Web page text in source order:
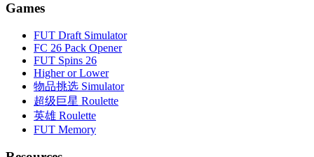
Games
FUT Draft Simulator
FC 26 Pack Opener
FUT Spins 26
Higher or Lower
物品挑选 Simulator
超级巨星 Roulette
英雄 Roulette
FUT Memory